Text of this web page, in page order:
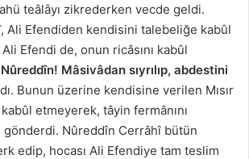
teâlâyı zikrederken vecde geldi.
, Ali Efendiden kendisini talebeliğe kabûl
Efendi de, onun ricâsını kabûl
Mâsivâdan sıyrılıp, abdestini
Bunun üzerine kendisine verilen Mısır
kabûl etmeyerek, tâyin fermânını
gönderdi. Nûreddîn Cerrâhî bütün
edip, hocası Ali Efendiye tam teslim